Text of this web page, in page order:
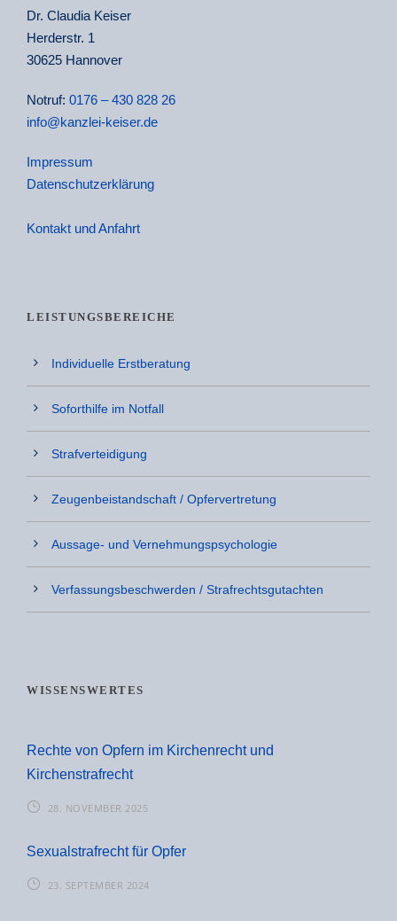
Dr. Claudia Keiser
Herderstr. 1
30625 Hannover
Notruf: 0176 – 430 828 26
info@kanzlei-keiser.de
Impressum
Datenschutzerklärung
Kontakt und Anfahrt
LEISTUNGSBEREICHE
Individuelle Erstberatung
Soforthilfe im Notfall
Strafverteidigung
Zeugenbeistandschaft / Opfervertretung
Aussage- und Vernehmungspsychologie
Verfassungsbeschwerden / Strafrechtsgutachten
WISSENSWERTES
Rechte von Opfern im Kirchenrecht und
Kirchenstrafrecht
28. NOVEMBER 2025
Sexualstrafrecht für Opfer
23. SEPTEMBER 2024